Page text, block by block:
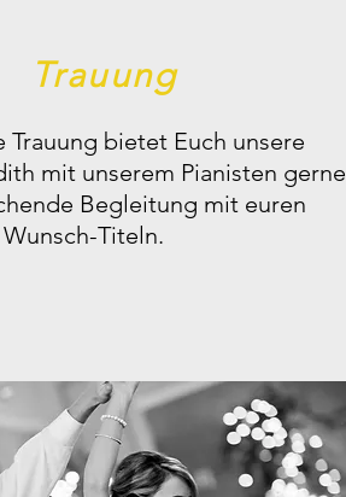
Trauung
Trauung bietet Euch unsere
mit unserem Pianisten gerne
Begleitung mit euren
Wunsch-Titeln.